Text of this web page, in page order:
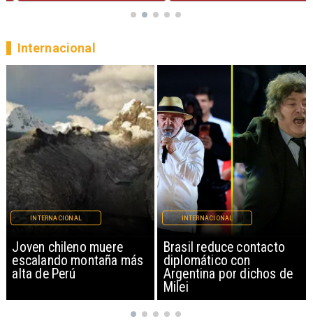
Brasil reduce contacto
diplomático con
Argentina por dichos de
INTERNACIONAL
China restringe
exportación de drones a
EEUU y sanciona
empresas
INTERNACIONAL
Internacional